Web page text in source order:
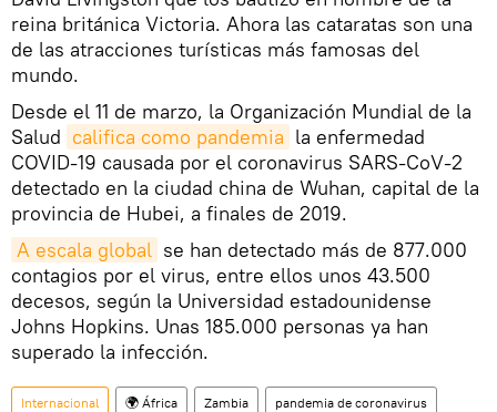
reina británica Victoria. Ahora las cataratas son una
de las atracciones turísticas más famosas del
mundo.
Desde el 11 de marzo, la Organización Mundial de la
Salud califica como pandemia la enfermedad
COVID-19 causada por el coronavirus SARS-CoV-2
detectado en la ciudad china de Wuhan, capital de la
provincia de Hubei, a finales de 2019.
A escala global se han detectado más de 877.000
contagios por el virus, entre ellos unos 43.500
decesos, según la Universidad estadounidense
Johns Hopkins. Unas 185.000 personas ya han
superado la infección.
Internacional 🌍 África Zambia pandemia de coronavirus